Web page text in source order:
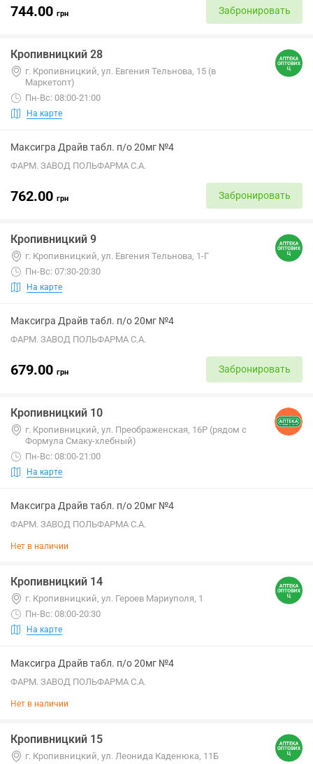
744.00 грн Забронировать
Кропивницкий 28
г. Кропивницкий, ул. Евгения Тельнова, 15 (в
Маркетопт)
Пн-Вс: 08:00-21:00
На карте
Максигра Драйв табл. п/о 20мг №4
ФАРМ. ЗАВОД ПОЛЬФАРМА С.А.
762.00 грн Забронировать
Кропивницкий 9
г. Кропивницкий, ул. Евгения Тельнова, 1-Г
Пн-Вс: 07:30-20:30
На карте
Максигра Драйв табл. п/о 20мг №4
ФАРМ. ЗАВОД ПОЛЬФАРМА С.А.
679.00 грн Забронировать
Кропивницкий 10
г. Кропивницкий, ул. Преображенская, 16Р (рядом с
Формула Смаку-хлебный)
Пн-Вс: 08:00-21:00
На карте
Максигра Драйв табл. п/о 20мг №4
ФАРМ. ЗАВОД ПОЛЬФАРМА С.А.
Нет в наличии
Кропивницкий 14
г. Кропивницкий, ул. Героев Мариуполя, 1
Пн-Вс: 08:00-20:30
На карте
Максигра Драйв табл. п/о 20мг №4
ФАРМ. ЗАВОД ПОЛЬФАРМА С.А.
Нет в наличии
Кропивницкий 15
г. Кропивницкий, ул. Леонида Каденюка, 11Б